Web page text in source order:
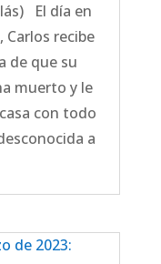
El día en
recibe
de que su
muerto y le
con todo
a